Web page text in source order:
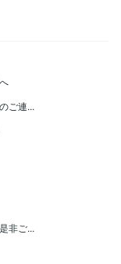
ご連...
非ご...